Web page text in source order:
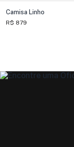
Camisa Linho
R$ 879